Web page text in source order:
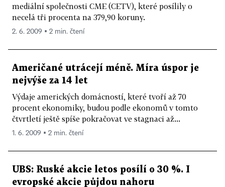
mediální společnosti CME (CETV), které posílily o
necelá tři procenta na 379,90 koruny.
2. 6. 2009 ▪ 2 min. čtení
Američané utrácejí méně. Míra úspor je
nejvýše za 14 let
Výdaje amerických domácností, které tvoří až 70
procent ekonomiky, budou podle ekonomů v tomto
čtvrtletí ještě spíše pokračovat ve stagnaci až...
1. 6. 2009 ▪ 2 min. čtení
UBS: Ruské akcie letos posílí o 30 %. I
evropské akcie půjdou nahoru